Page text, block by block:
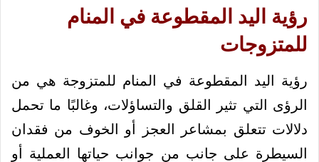
رؤية اليد المقطوعة في المنام
للمتزوجات
رؤية اليد المقطوعة في المنام للمتزوجة هي من
الرؤى التي تثير القلق والتساؤلات، وغالبًا ما تحمل
دلالات تتعلق بمشاعر العجز أو الخوف من فقدان
السيطرة على جانب من جوانب حياتها العملية أو